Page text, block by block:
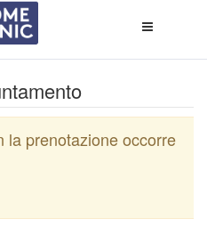
di
la prenotazione occorre